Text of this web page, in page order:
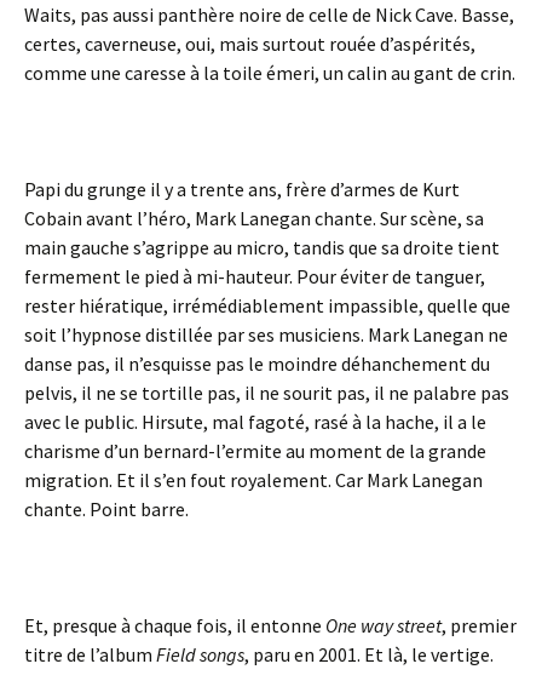
Waits, pas aussi panthère noire de celle de Nick Cave. Basse,
certes, caverneuse, oui, mais surtout rouée d’aspérités,
comme une caresse à la toile émeri, un calin au gant de crin.
Papi du grunge il y a trente ans, frère d’armes de Kurt
Cobain avant l’héro, Mark Lanegan chante. Sur scène, sa
main gauche s’agrippe au micro, tandis que sa droite tient
fermement le pied à mi-hauteur. Pour éviter de tanguer,
rester hiératique, irrémédiablement impassible, quelle que
soit l’hypnose distillée par ses musiciens. Mark Lanegan ne
danse pas, il n’esquisse pas le moindre déhanchement du
pelvis, il ne se tortille pas, il ne sourit pas, il ne palabre pas
avec le public. Hirsute, mal fagoté, rasé à la hache, il a le
charisme d’un bernard-l’ermite au moment de la grande
migration. Et il s’en fout royalement. Car Mark Lanegan
chante. Point barre.
Et, presque à chaque fois, il entonne One way street, premier
titre de l’album Field songs, paru en 2001. Et là, le vertige.